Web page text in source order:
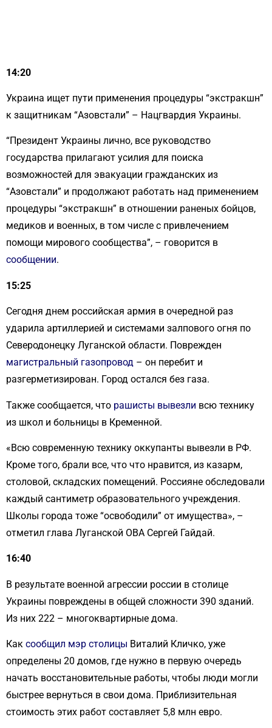
14:20
Украина ищет пути применения процедуры “экстракшн”
к защитникам “Азовстали” – Нацгвардия Украины.
“Президент Украины лично, все руководство
государства прилагают усилия для поиска
возможностей для эвакуации гражданских из
“Азовстали” и продолжают работать над применением
процедуры “экстракшн” в отношении раненых бойцов,
медиков и военных, в том числе с привлечением
помощи мирового сообщества”, – говорится в
сообщении.
15:25
Сегодня днем ​​российская армия в очередной раз
ударила артиллерией и системами залпового огня по
Северодонецку Луганской области. Поврежден
магистральный газопровод – он перебит и
разгерметизирован. Город остался без газа.
Также сообщается, что рашисты вывезли всю технику
из школ и больницы в Кременной.
«Всю современную технику оккупанты вывезли в РФ.
Кроме того, брали все, что что нравится, из казарм,
столовой, складских помещений. Россияне обследовали
каждый сантиметр образовательного учреждения.
Школы города тоже “освободили” от имущества», –
отметил глава Луганской ОВА Сергей Гайдай.
16:40
В результате военной агрессии россии в столице
Украины повреждены в общей сложности 390 зданий.
Из них 222 – многоквартирные дома.
Как сообщил мэр столицы Виталий Кличко, уже
определены 20 домов, где нужно в первую очередь
начать восстановительные работы, чтобы люди могли
быстрее вернуться в свои дома. Приблизительная
стоимость этих работ составляет 5,8 млн евро.